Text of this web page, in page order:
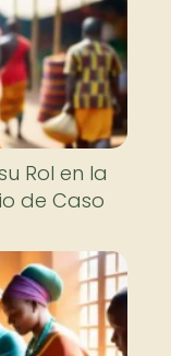
Rol en la
de Caso